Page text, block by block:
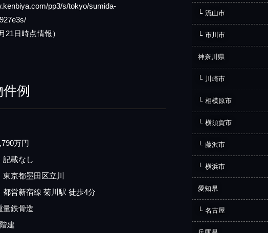
pp3/s/tokyo/sumida-
21日時点情報）
例
万円
記載なし
東京都墨田区立川
都営新宿線 菊川駅 徒歩4分
量鉄骨造
建
流山市
市川市
神奈川県
川崎市
相模原市
横須賀市
藤沢市
横浜市
愛知県
名古屋